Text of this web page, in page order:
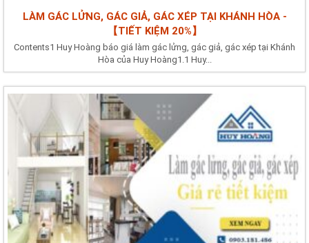
LÀM GÁC LỬNG, GÁC GIẢ, GÁC XÉP TẠI KHÁNH HÒA -
【TIẾT KIỆM 20%】
Contents1 Huy Hoàng báo giá làm gác lửng, gác giả, gác xép tại Khánh
Hòa của Huy Hoàng1.1 Huy...